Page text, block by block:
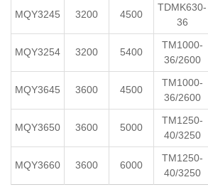
MQY3245 3200 4500
TDMK630-
36
MQY3254 3200 5400
TM1000-
36/2600
MQY3645 3600 4500
TM1000-
36/2600
MQY3650 3600 5000
TM1250-
40/3250
MQY3660 3600 6000
TM1250-
40/3250